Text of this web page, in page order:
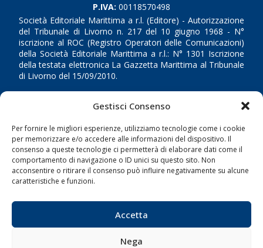
Gestisci Consenso
Per fornire le migliori esperienze, utilizziamo tecnologie come i cookie
per memorizzare e/o accedere alle informazioni del dispositivo. Il
consenso a queste tecnologie ci permetterà di elaborare dati come il
comportamento di navigazione o ID unici su questo sito. Non
acconsentire o ritirare il consenso può influire negativamente su alcune
caratteristiche e funzioni.
Accetta
Nega
P.IVA: 00118570498
Società Editoriale Marittima a r.l. (Editore) - Autorizzazione
del Tribunale di Livorno n. 217 del 10 giugno 1968 - N°
iscrizione al ROC (Registro Operatori delle Comunicazioni)
della Società Editoriale Marittima a r.l.: N° 1301 Iscrizione
della testata elettronica La Gazzetta Marittima al Tribunale
di Livorno del 15/09/2010.
LINK
Shipping
Porti/Interporti
Trasporti
Sostenibilità
Compagnie di Navigazione
Blue economy